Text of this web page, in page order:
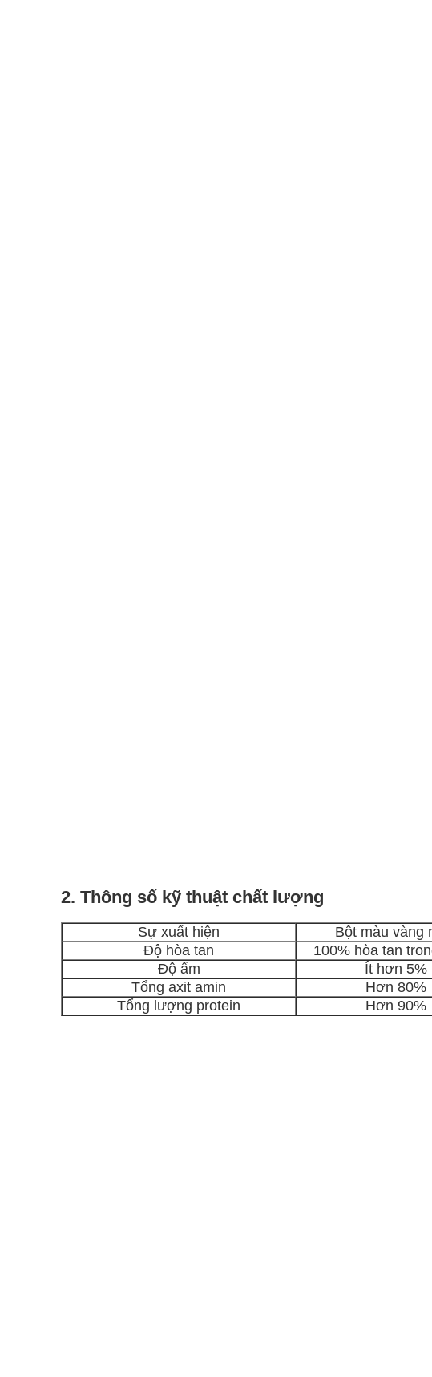
2. Thông số kỹ thuật chất lượng
Sự xuất hiện
Bột màu vàng
Độ hòa tan
100% hòa tan
Độ ẩm
Ít hơn 5%
Tổng axit amin
Hơn 80%
Tổng lượng protein
Hơn 90%